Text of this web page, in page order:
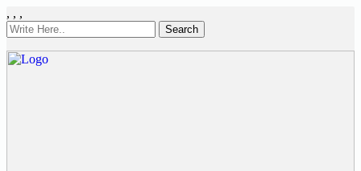
, , ,
Search